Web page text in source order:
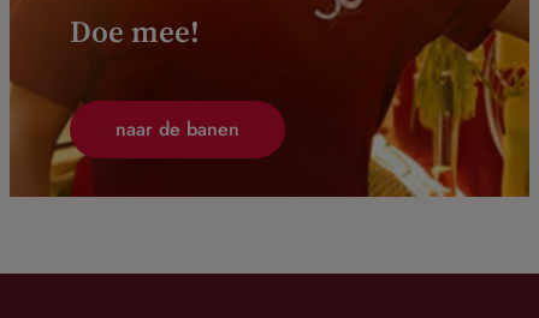
Doe mee!
naar de banen